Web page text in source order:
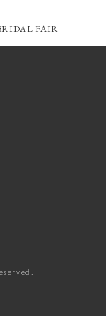
FAIR